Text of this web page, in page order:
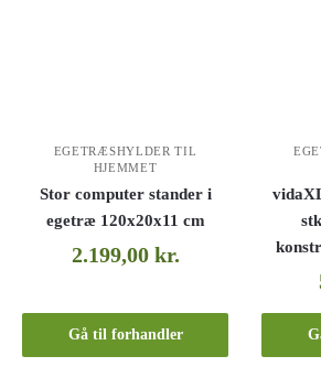
EGETRÆSHYLDER TIL
HJEMMET
Stor computer stander i
egetræ 120x20x11 cm
2.199,00 kr.
Gå til forhandler